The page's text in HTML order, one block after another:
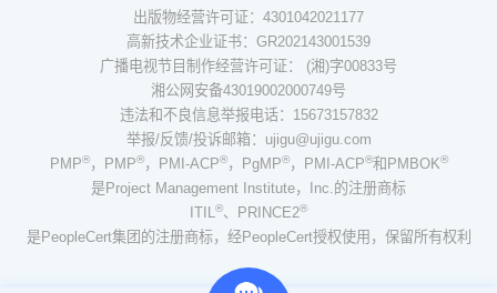
出版物经营许可证：4301042021177
高新技术企业证书：GR202143001539
广播电视节目制作经营许可证： (湘)字00833号
湘公网安备43019002000749号
违法和不良信息举报电话：15673157832
举报/反馈/投诉邮箱：ujigu@ujigu.com
PMP®，PMP®，PMI-ACP®，PgMP®，PMI-ACP®和PMBOK®
是Project Management Institute，Inc.的注册商标
ITIL®、PRINCE2®
是PeopleCert集团的注册商标，经PeopleCert授权使用，保留所有权利